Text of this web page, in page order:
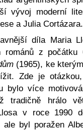
vývoj moderní
a Julia Cortázara.
díla Maria
románů z
(1965), ke
Zde je
bylo více
tradičně hrálo
v roce 1990
ale byl poražen